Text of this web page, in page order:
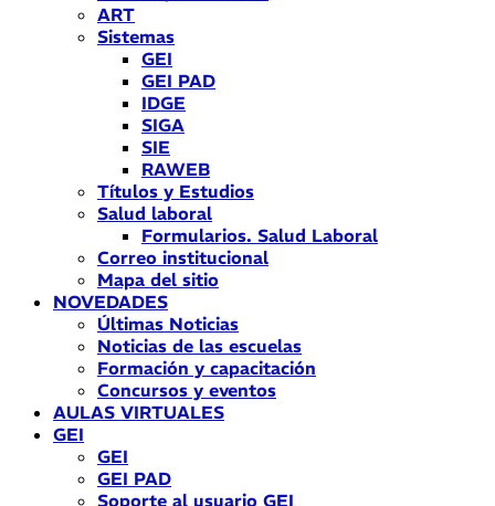
ART
Sistemas
GEI
GEI PAD
IDGE
SIGA
SIE
RAWEB
Títulos y Estudios
Salud laboral
Formularios. Salud Laboral
Correo institucional
Mapa del sitio
NOVEDADES
Últimas Noticias
Noticias de las escuelas
Formación y capacitación
Concursos y eventos
AULAS VIRTUALES
GEI
GEI
GEI PAD
Soporte al usuario GEI